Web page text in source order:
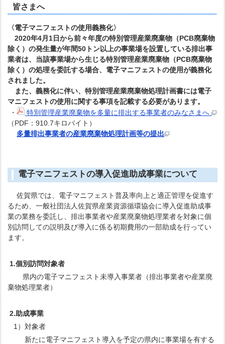
皆さまへ
〈電子マニフェストの使用義務化〉
2020年4月1日から前々年度の特別管理産業廃棄物（PCB廃棄物
除く）の発生量が年間50トン以上の事業場を設置している排出事
業者は、当該事業場から生じる特別管理産業廃棄物（PCB廃棄物
除く）の処理を委託する場合、電子マニフェストの使用が義務化
されました。
また、義務化に伴い、特別管理産業廃棄物処理計画書には電子
マニフェストの使用に関する事項を記載する必要があります。
・
特別管理産業廃棄物を多量に排出する事業者のみなさまへ
（PDF：910.7キロバイト）
多量排出事業者の産業廃棄物処理計画等の提出
電子マニフェストの導入促進助成事業について
佐賀県では、電子マニフェスト普及率向上と適正管理を促進す
るため、一般社団法人佐賀県産業資源循環協会に導入促進助成事
業の業務を委託し、排出事業者や産業廃棄物処理業者を対象に個
別訪問しての説明及び導入に係る初期費用の一部助成を行ってい
ます。
1.個別訪問対象者
県内の電子マニフェスト未導入事業者（排出事業者や産業廃
棄物処理業者）
2.助成事業
1）対象者
新たに電子マニフェスト導入を予定の県内に事業場を有する